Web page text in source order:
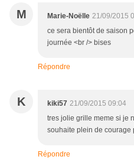
M Marie-Noëlle 21/09/2015
ce sera bientôt de saison
journée <br /> bises
Répondre
K kiki57 21/09/2015 09:04
tres jolie grille meme si je
souhaite plein de courage
Répondre